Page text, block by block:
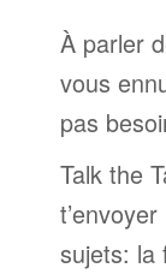
À parler
vous
pas
Talk the
sujets: la